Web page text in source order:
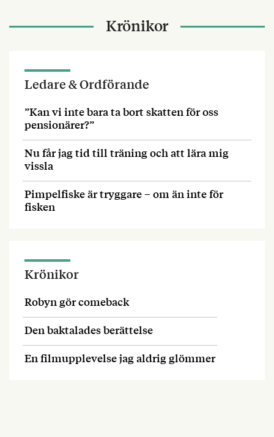
Krönikor
Ledare & Ordförande
”Kan vi inte bara ta bort skatten för oss
pensionärer?”
Nu får jag tid till träning och att lära mig
vissla
Pimpelfiske är tryggare – om än inte för
fisken
Krönikor
Robyn gör comeback
Den baktalades berättelse
En filmupplevelse jag aldrig glömmer